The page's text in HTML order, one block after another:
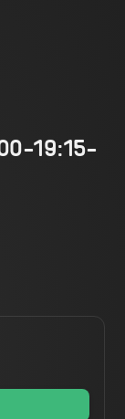
19:15-